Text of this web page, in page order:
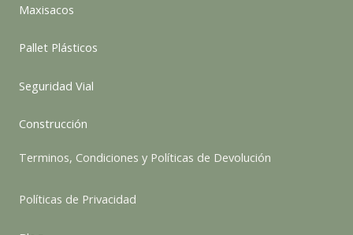
Maxisacos
Pallet Plásticos
Seguridad Vial
Construcción
Terminos, Condiciones y Políticas de Devolución
Políticas de Privacidad